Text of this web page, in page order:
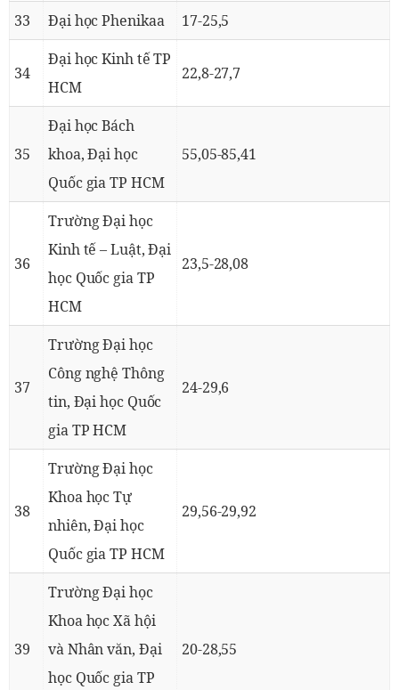
33 Đại học Phenikaa 17-25,5
34
Đại học Kinh tế TP
HCM
22,8-27,7
35
Đại học Bách
khoa, Đại học
Quốc gia TP HCM
55,05-85,41
36
Trường Đại học
Kinh tế – Luật, Đại
học Quốc gia TP
HCM
23,5-28,08
37
Trường Đại học
Công nghệ Thông
tin, Đại học Quốc
gia TP HCM
24-29,6
38
Trường Đại học
Khoa học Tự
nhiên, Đại học
Quốc gia TP HCM
29,56-29,92
39
Trường Đại học
Khoa học Xã hội
và Nhân văn, Đại
học Quốc gia TP
20-28,55